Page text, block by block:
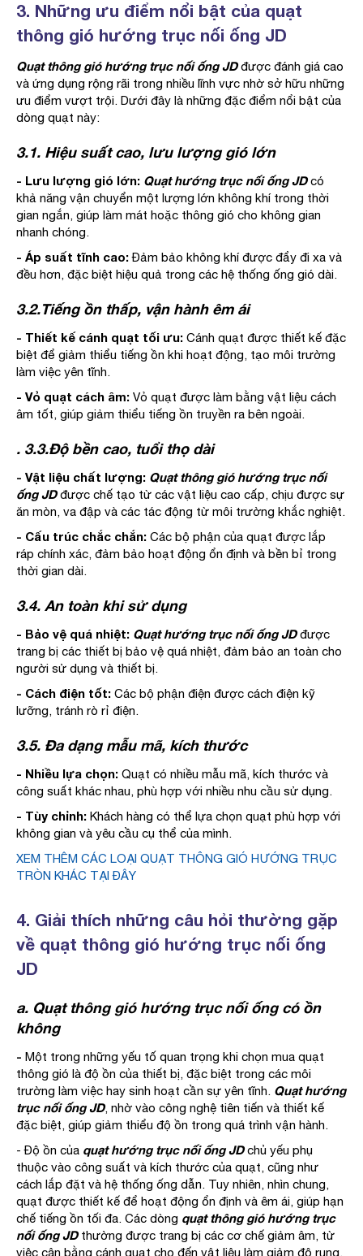
3. Những ưu điểm nổi bật của quạt
thông gió hướng trục nối ống JD
Quạt thông gió hướng trục nối ống JDđược đánh giá cao
và ứng dụng rộng rãi trong nhiều lĩnh vực nhờ sở hữu những
ưu điểm vượt trội. Dưới đây là những đặc điểm nổi bật của
dòng quạt này:
3.1. Hiệu suất cao, lưu lượng gió lớn
- Lưu lượng gió lớn: Quạt hướng trục nối ống JDcó
khả năng vận chuyển một lượng lớn không khí trong thời
gian ngắn, giúp làm mát hoặc thông gió cho không gian
nhanh chóng.
- Áp suất tĩnh cao:Đảm bảo không khí được đẩy đi xa và
đều hơn, đặc biệt hiệu quả trong các hệ thống ống gió dài.
3.2.Tiếng ồn thấp, vận hành êm ái
- Thiết kế cánh quạt tối ưu: Cánh quạt được thiết kế đặc
biệt để giảm thiểu tiếng ồn khi hoạt động, tạo môi trường
làm việc yên tĩnh.
- Vỏ quạt cách âm: Vỏ quạt được làm bằng vật liệu cách
âm tốt, giúp giảm thiểu tiếng ồn truyền ra bên ngoài.
. 3.3.Độ bền cao, tuổi thọ dài
- Vật liệu chất lượng: Quạt thông gió hướng trục nối
ống JDđược chế tạo từ các vật liệu cao cấp, chịu được sự
ăn mòn, va đập và các tác động từ môi trường khắc nghiệt.
- Cấu trúc chắc chắn: Các bộ phận của quạt được lắp
ráp chính xác, đảm bảo hoạt động ổn định và bền bỉ trong
thời gian dài.
3.4. An toàn khi sử dụng
- Bảo vệ quá nhiệt: Quạt hướng trục nối ống JDđược
trang bị các thiết bị bảo vệ quá nhiệt, đảm bảo an toàn cho
người sử dụng và thiết bị.
- Cách điện tốt: Các bộ phận điện được cách điện kỹ
lưỡng, tránh rò rỉ điện.
3.5. Đa dạng mẫu mã, kích thước
- Nhiều lựa chọn: Quạt có nhiều mẫu mã, kích thước và
công suất khác nhau, phù hợp với nhiều nhu cầu sử dụng.
- Tùy chỉnh: Khách hàng có thể lựa chọn quạt phù hợp với
không gian và yêu cầu cụ thể của mình.
XEM THÊM CÁC LOẠI QUẠT THÔNG GIÓ HƯỚNG TRỤC
TRÒN KHÁC TẠI ĐÂY
4. Giải thích những câu hỏi thường gặp
về quạt thông gió hướng trục nối ống
JD
a. Quạt thông gió hướng trục nối ống có ồn
không
-Một trong những yếu tố quan trọng khi chọn mua quạt
thông gió là độ ồn của thiết bị, đặc biệt trong các môi
trường làm việc hay sinh hoạt cần sự yên tĩnh. Quạt hướng
trục nối ống JD, nhờ vào công nghệ tiên tiến và thiết kế
đặc biệt, giúp giảm thiểu độ ồn trong quá trình vận hành.
- Độ ồn của quạt hướng trục nối ống JDchủ yếu phụ
thuộc vào công suất và kích thước của quạt, cũng như
cách lắp đặt và hệ thống ống dẫn. Tuy nhiên, nhìn chung,
quạt được thiết kế để hoạt động ổn định và êm ái, giúp hạn
chế tiếng ồn tối đa. Các dòng quạt thông gió hướng trục
nối ống JD thường được trang bị các cơ chế giảm âm, từ
việc cân bằng cánh quạt cho đến vật liệu làm giảm độ rung,